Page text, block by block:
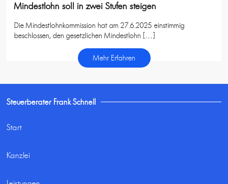
Mindestlohn soll in zwei Stufen steigen
Die Mindestlohnkommission hat am 27.6.2025 einstimmig
beschlossen, den gesetzlichen Mindestlohn […]
Mehr Erfahren
Steuerberater Frank Schnell
Start
Kanzlei